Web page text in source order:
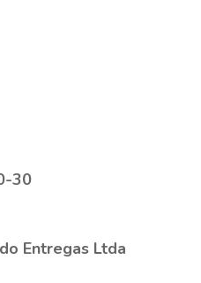
30
Entregas Ltda